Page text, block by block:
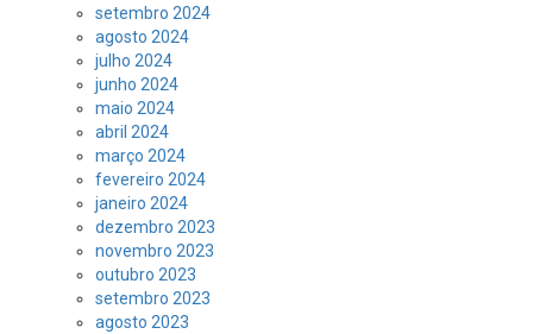
setembro 2024
agosto 2024
julho 2024
junho 2024
maio 2024
abril 2024
março 2024
fevereiro 2024
janeiro 2024
dezembro 2023
novembro 2023
outubro 2023
setembro 2023
agosto 2023